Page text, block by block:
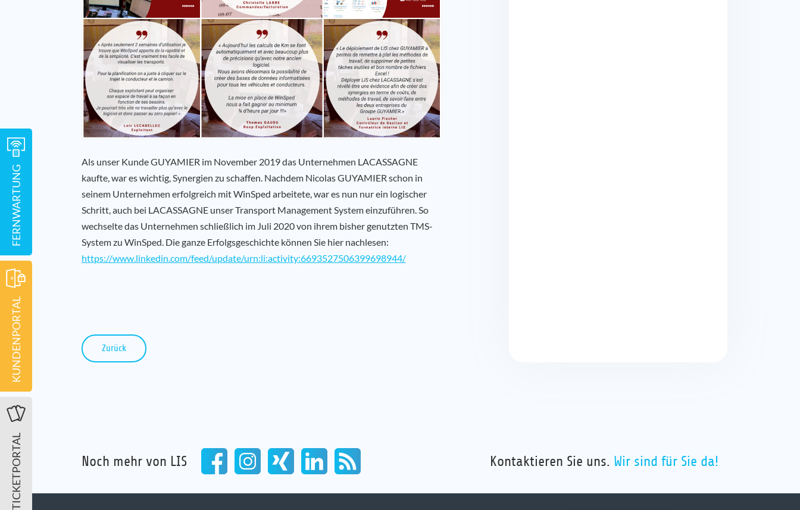
Als unser Kunde GUYAMIER im November 2019 das Unternehmen LACASSAGNE
kaufte, war es wichtig, Synergien zu schaffen. Nachdem Nicolas GUYAMIER schon in
seinem Unternehmen erfolgreich mit WinSped arbeitete, war es nun nur ein logischer
Schritt, auch bei LACASSAGNE unser Transport Management System einzuführen. So
wechselte das Unternehmen schließlich im Juli 2020 von ihrem bisher genutzten TMS-
System zu WinSped. Die ganze Erfolgsgeschichte können Sie hier nachlesen:
https://www.linkedin.com/feed/update/urn:li:activity:6693527506399698944/
Zurück
Noch mehr von LIS Kontaktieren Sie uns. Wir sind für Sie da!
TICKETPORTAL
KUNDENPORTAL
FERNWARTUNG